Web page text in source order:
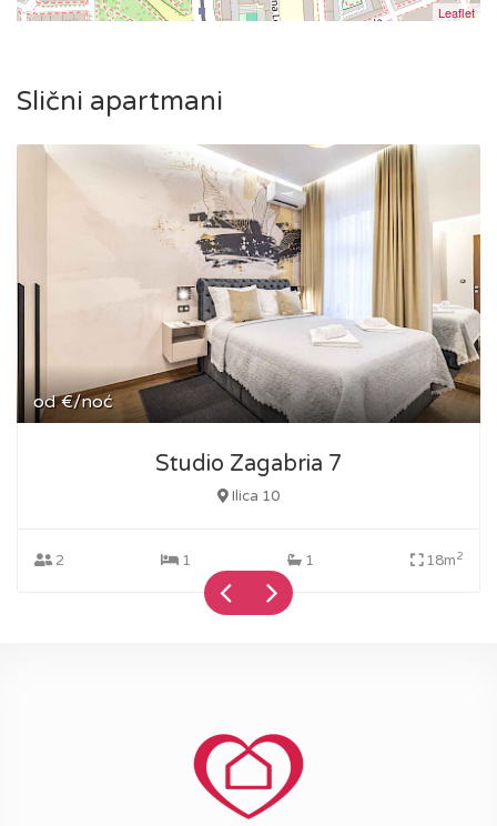
Leaflet
Slični apartmani
od €/noć
Studio Zagabria 7
Ilica 10
2 1 1 18m2